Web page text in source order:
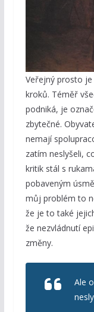
Veřejný prosto je
kroků. Téměř
podniká, je
zbytečné.
nemají
zatím neslyšeli,
kritik stál s
pobaveným
můj problém to
že je to také
že nezvládnutí
změny.
Ale